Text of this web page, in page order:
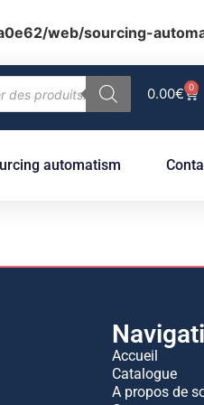
web/sourcing-
0.00€ 0
automatism
Accueil
Catalogue
A propos de